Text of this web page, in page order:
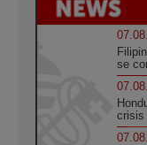
se
crisis